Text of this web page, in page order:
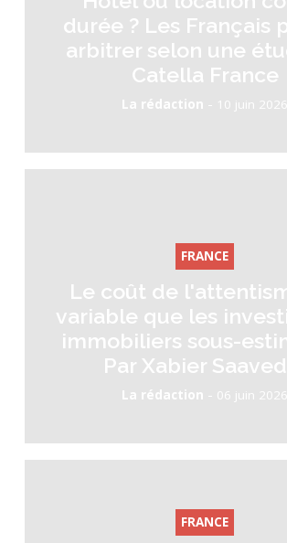
durée ? Les Français
arbitrer selon une
Catella France
La rédaction - 10 juin 2026
FRANCE
Le coût de
variable que les
immobiliers sous-
Par Xabier
La rédaction - 06 juin 2026
FRANCE